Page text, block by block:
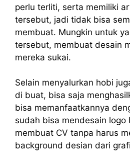
perlu terliti, serta memiliki
tersebut, jadi tidak bisa
membuat. Mungkin untuk
tersebut, membuat desain
mereka sukai.
Selain menyalurkan hobi
di buat, bisa saja
bisa memanfaatkannya
sudah bisa mendesain logo
membuat CV tanpa harus
background desian dari